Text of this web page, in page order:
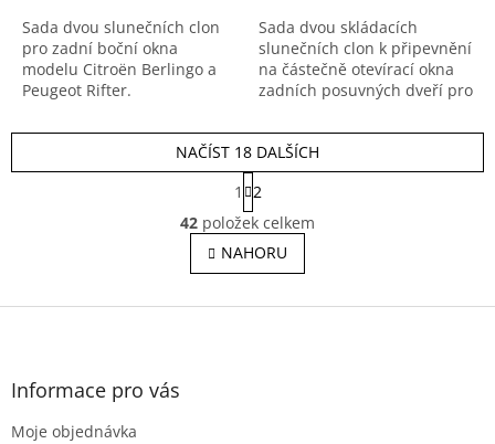
Sada dvou slunečních clon
pro zadní boční okna
modelu Citroën Berlingo a
Peugeot Rifter.
Sada dvou skládacích
slunečních clon k připevnění
na částečně otevírací okna
zadních posuvných dveří pro
generace 2018- a Peugeot
Rifter.
O
v
l
á
NAČÍST 18 DALŠÍCH
S
t
r
á
n
k
v
1
2
42 položek celkem
NAHORU
Z
Informace pro vás
Moje objednávka